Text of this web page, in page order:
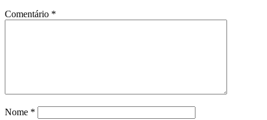
Comentário *
Nome *